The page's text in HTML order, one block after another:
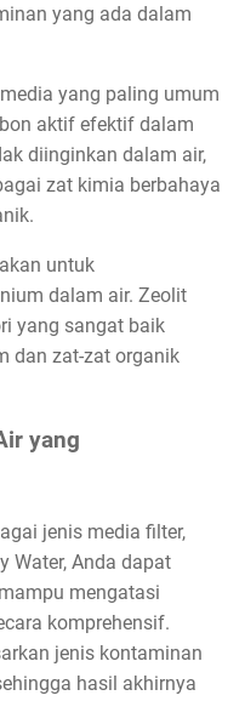
yang ada dalam
yang paling umum
aktif efektif dalam
diinginkan dalam air,
zat kimia berbahaya
untuk
dalam air. Zeolit
yang sangat baik
dan zat-zat organik
yang
jenis media filter,
Water, Anda dapat
mengatasi
komprehensif.
jenis kontaminan
hasil akhirnya